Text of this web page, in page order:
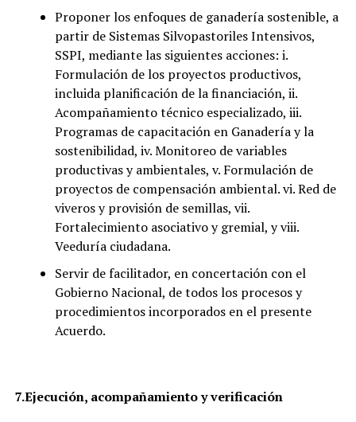
Proponer los enfoques de ganadería sostenible, a
partir de Sistemas Silvopastoriles Intensivos,
SSPI, mediante las siguientes acciones: i.
Formulación de los proyectos productivos,
incluida planificación de la financiación, ii.
Acompañamiento técnico especializado, iii.
Programas de capacitación en Ganadería y la
sostenibilidad, iv. Monitoreo de variables
productivas y ambientales, v. Formulación de
proyectos de compensación ambiental. vi. Red de
viveros y provisión de semillas, vii.
Fortalecimiento asociativo y gremial, y viii.
Veeduría ciudadana.
Servir de facilitador, en concertación con el
Gobierno Nacional, de todos los procesos y
procedimientos incorporados en el presente
Acuerdo.
7.Ejecución, acompañamiento y verificación